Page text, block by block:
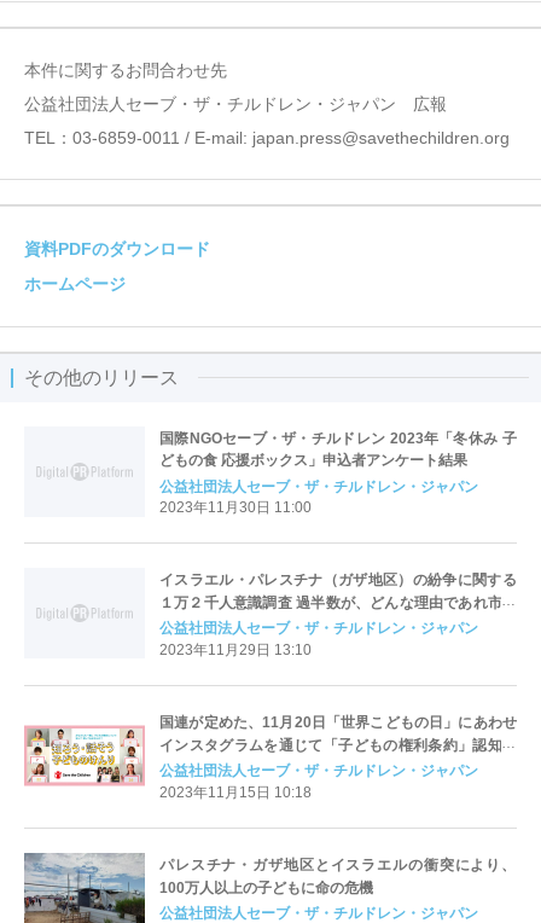
本件に関するお問合わせ先
公益社団法人セーブ・ザ・チルドレン・ジャパン 広報
TEL：03-6859-0011 / E-mail: japan.press@savethechildren.org
資料PDFのダウンロード
ホームページ
その他のリリース
国際NGOセーブ・ザ・チルドレン 2023年「冬休み 子
どもの食 応援ボックス」申込者アンケート結果
公益社団法人セーブ・ザ・チルドレン・ジャパン
2023年11月30日 11:00
イスラエル・パレスチナ（ガザ地区）の紛争に関する
１万２千人意識調査 過半数が、どんな理由であれ市民
を紛争に巻き込むことに反対 日本政府に対して「一刻
も早い停戦に向けた外交努力」を期待
公益社団法人セーブ・ザ・チルドレン・ジャパン
2023年11月29日 13:10
国連が定めた、11月20日「世界こどもの日」にあわせ
インスタグラムを通じて「子どもの権利条約」認知促
進へ ディーン・フジオカさん、渡辺満里奈さん、鈴木
亜美さんら著名人21人が条約を動画で紹介
公益社団法人セーブ・ザ・チルドレン・ジャパン
2023年11月15日 10:18
パレスチナ・ガザ地区とイスラエルの衝突により、
100万人以上の子どもに命の危機
公益社団法人セーブ・ザ・チルドレン・ジャパン